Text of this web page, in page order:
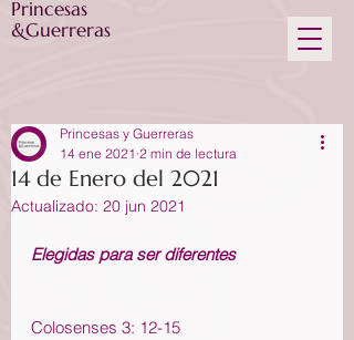
Princesas
&Guerreras
14 de Enero del 2021
Princesas y Guerreras
14 ene 2021 2 min de lectura
Actualizado: 20 jun 2021
Elegidas para ser diferentes
Colosenses 3: 12-15